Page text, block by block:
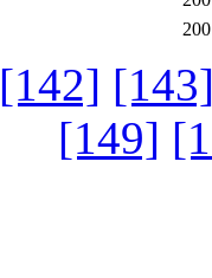
[142]
[149]